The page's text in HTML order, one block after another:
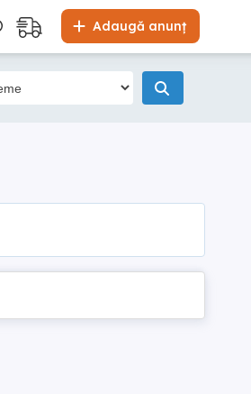
Adaugă anunț